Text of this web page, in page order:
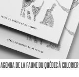
Agenda de la faune du Québec à colorier